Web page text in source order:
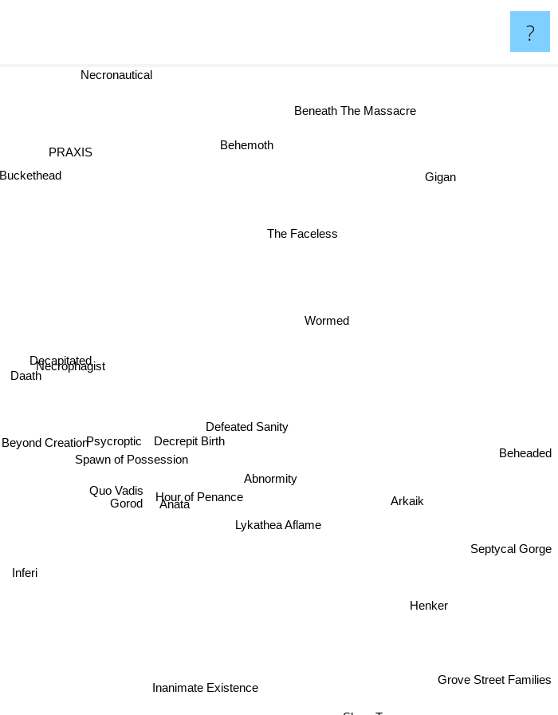
?
Psycroptic
Spawn of Possession
Gorod
Quo Vadis
Decrepit Birth
Hour of Penance
Anata
Daath
Decapitated
Defeated Sanity
Beyond Creation
Necrophagist
Lykathea Aflame
Abnormity
Inferi
Wormed
Arkaik
Buckethead
PRAXIS
Henker
Beheaded
The Faceless
Inanimate Existence
Beneath The Massacre
Gigan
Necronautical
Grove Street Families
Septycal Gorge
Behemoth